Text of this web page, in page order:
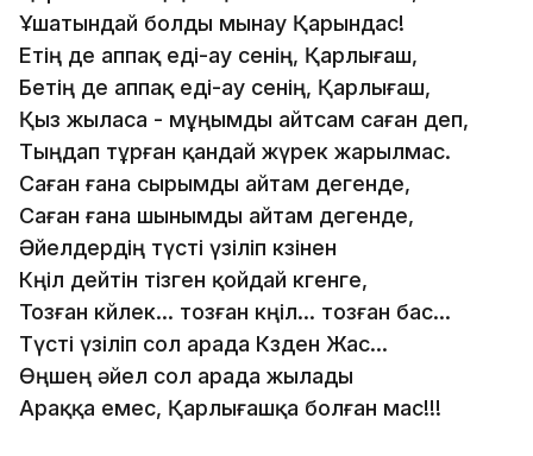
Ұшатындай болды мынау Қарындас!
Етің де аппақ еді-ау сенің, Қарлығаш,
Бетің де аппақ еді-ау сенің, Қарлығаш,
Қыз жыласа - мұңымды айтсам саған деп,
Тыңдап тұрған қандай жүрек жарылмас.
Саған ғана сырымды айтам дегенде,
Саған ғана шынымды айтам дегенде,
Әйелдердің түсті үзіліп көзінен
Көңіл дейтін тізген қойдай көгенге,
Тозған көйлек... тозған көңіл... тозған бас...
Түсті үзіліп сол арада Көзден Жас...
Өңшең әйел сол арада жылады
Араққа емес, Қарлығашқа болған мас!!!